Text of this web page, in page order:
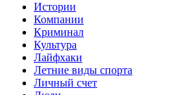
Истории
Компании
Криминал
Культура
Лайфхаки
Летние виды спорта
Личный счет